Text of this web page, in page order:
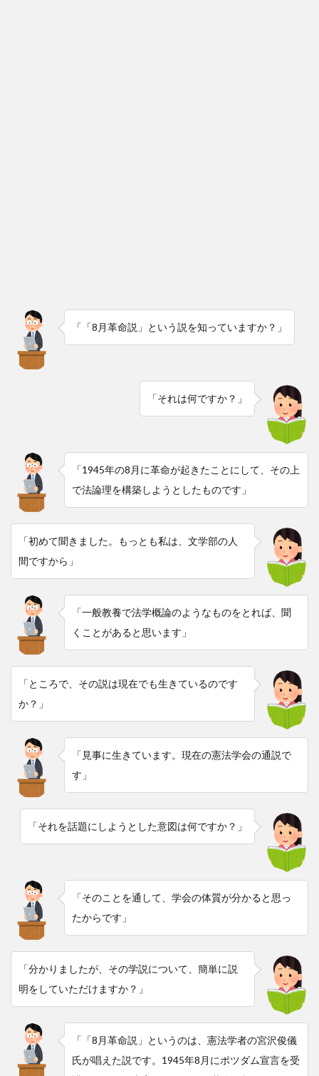
「「8月革命説」という説を知っていますか？」
「それは何ですか？」
「1945年の8月に革命が起きたことにして、その上
で法論理を構築しようとしたものです」
「初めて聞きました。もっとも私は、文学部の人
間ですから」
「一般教養で法学概論のようなものをとれば、聞
くことがあると思います」
「ところで、その説は現在でも生きているのです
か？」
「見事に生きています。現在の憲法学会の通説で
す」
「それを話題にしようとした意図は何ですか？」
「そのことを通して、学会の体質が分かると思っ
たからです」
「分かりましたが、その学説について、簡単に説
明をしていただけますか？」
「「8月革命説」というのは、憲法学者の宮沢俊儀
氏が唱えた説です。1945年8月にポツダム宣言を受